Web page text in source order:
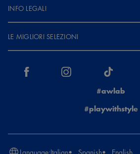
INFO LEGALI
LE MIGLIORI SELEZIONI
#awlab
#playwithstyle